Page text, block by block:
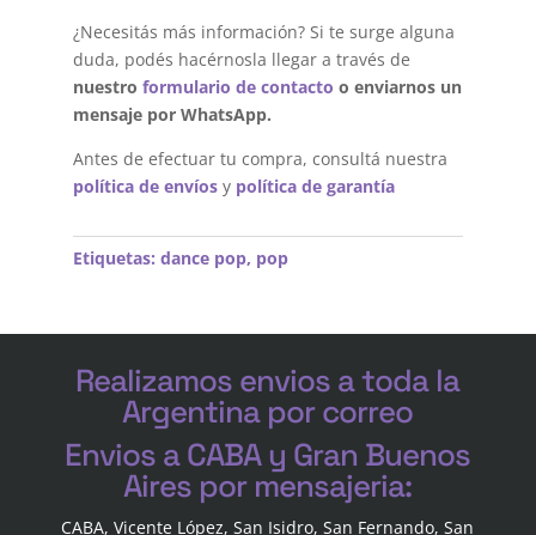
¿Necesitás más información? Si te surge alguna
duda, podés hacérnosla llegar a través de
nuestro formulario de contacto o enviarnos un
mensaje por WhatsApp.
Antes de efectuar tu compra, consultá nuestra
política de envíosy política de garantía
Etiquetas: dance pop, pop
Realizamos envios a toda la
Argentina por correo
Envios a CABA y Gran Buenos
Aires por mensajeria:
CABA, Vicente López, San Isidro, San Fernando, San